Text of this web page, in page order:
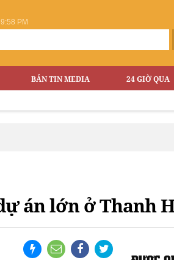
PM
BẢN TIN MEDIA 24 GIỜ QUA
án lớn ở Thanh